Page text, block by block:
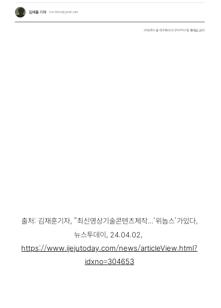
출처: 김재훈기자, "최신영상기술콘텐츠제작...'위놉스'가있다,
뉴스투데이, 24.04.02,
https://www.ijejutoday.com/news/articleView.html?
idxno=304653